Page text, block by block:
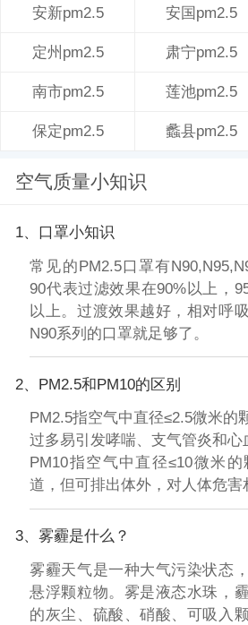
安新pm2.5 安国pm2.5
定州pm2.5 肃宁pm2.5
南市pm2.5 莲池pm2.5
保定pm2.5 蠡县pm2.5
空气质量小知识
1、口罩小知识
常见的PM2.5口罩有
90代表过滤效果在90%以上，
以上。过渡效果越好，相对呼
N90系列的口罩就足够了。
2、PM2.5和PM10的区别
PM2.5指空气中直径≤2.5微米的
过多易引发哮喘、支气管炎和心
PM10指空气中直径≤10微米
道，但可排出体外，对人体危害
3、雾霾是什么？
雾霾天气是一种大气污染状态
悬浮颗粒物。雾是液态水珠，
的灰尘、硫酸、硝酸、可吸入